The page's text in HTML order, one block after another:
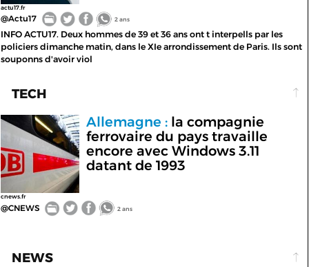
actu17.fr
@Actu17 2 ans
INFO ACTU17. Deux hommes de 39 et 36 ans ont t interpells par les
policiers dimanche matin, dans le XIe arrondissement de Paris. Ils sont
souponns d'avoir viol
TECH
cnews.fr
Allemagne :la compagnie
ferrovaire du pays travaille
encore avec Windows 3.11
datant de 1993
@CNEWS 2 ans
NEWS